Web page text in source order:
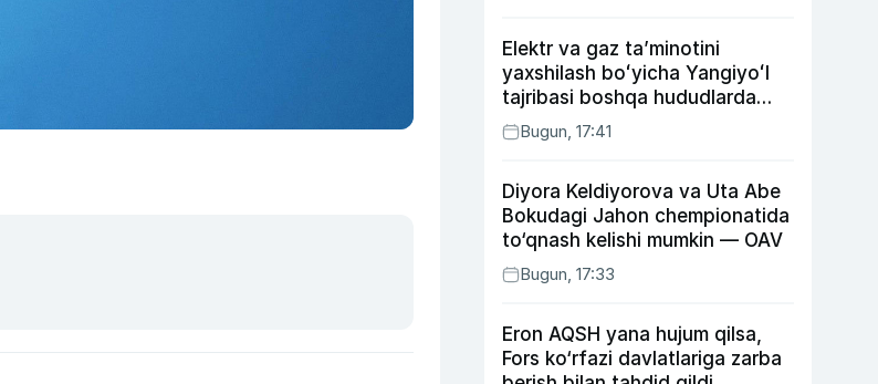
Elektr va gaz taʼminotini
yaxshilash boʻyicha Yangiyoʻl
tajribasi boshqa hududlarda
ham joriy etiladi
Bugun, 17:41
Diyora Keldiyorova va Uta Abe
Bokudagi Jahon chempionatida
to‘qnash kelishi mumkin — OAV
Bugun, 17:33
Eron AQSH yana hujum qilsa,
Fors ko‘rfazi davlatlariga zarba